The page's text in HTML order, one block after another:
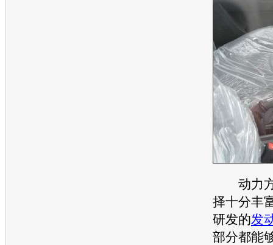
动力方
择十分丰
研发的发
部分都能